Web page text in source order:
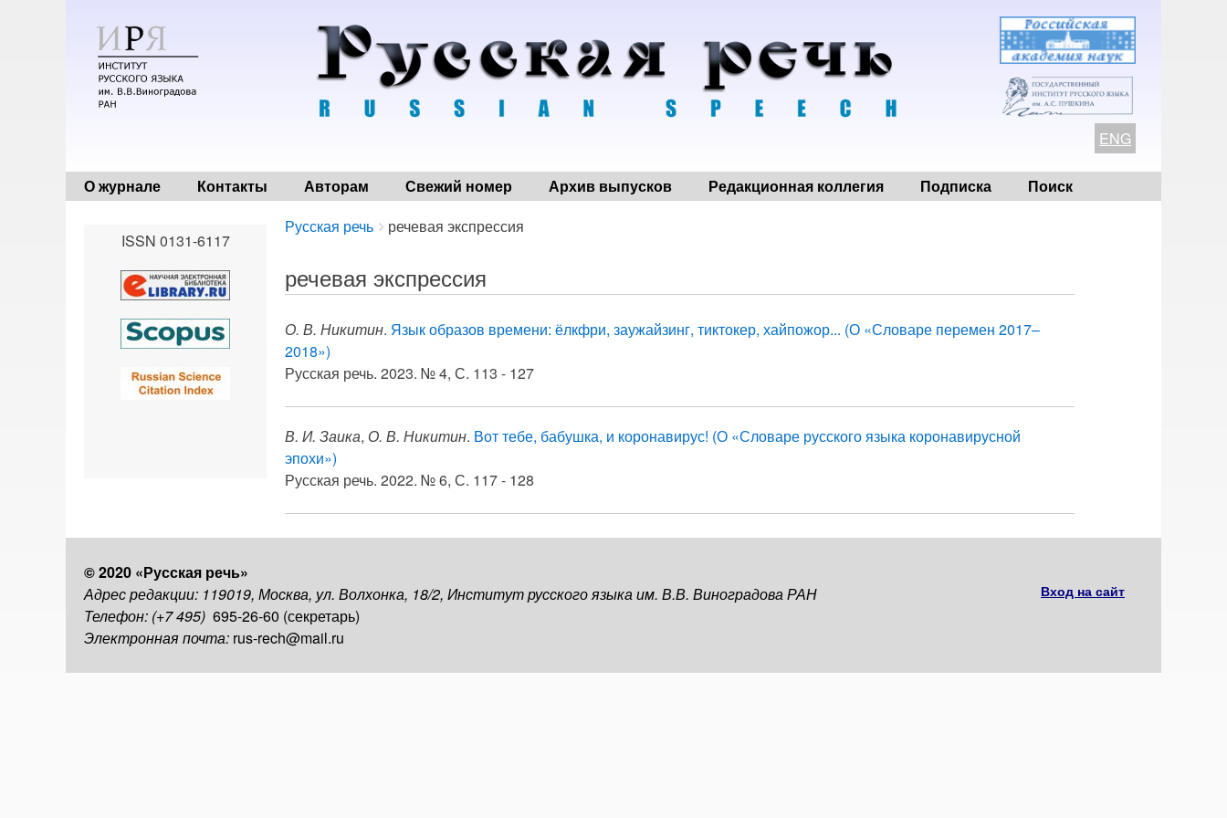
ENG
О журнале Контакты Авторам Свежий номер Архив выпусков Редакционная коллегия Подписка Поиск
Breadcrumbs
You
here:
Русская речь речевая экспрессия
речевая экспрессия
О. В. Никитин. Язык образов времени: ёлкфри, заужайзинг, тиктокер, хайпожор... (О «Словаре перемен 2017–
2018»)
Русская речь. 2023. № 4, С. 113 - 127
В. И. Заика, О. В. Никитин. Вот тебе, бабушка, и коронавирус! (О «Словаре русского языка коронавирусной
эпохи»)
Русская речь. 2022. № 6, С. 117 - 128
ISSN 0131-6117
© 2020 «Русская речь»
Адрес редакции: 119019, Москва, ул. Волхонка, 18/2, Институт русского языка им. В.В. Виноградова РАН
Телефон: (+7 495) 695-26-60 (секретарь)
Электронная почта: rus-rech@mail.ru
Вход на сайт